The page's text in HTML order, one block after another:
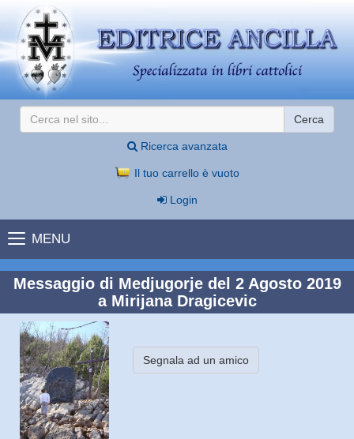
Cerca
Ricerca avanzata
Il tuo carrello è vuoto
Login
MENU
Messaggio di Medjugorje del 2 Agosto 2019
a Mirijana Dragicevic
Segnala ad un amico